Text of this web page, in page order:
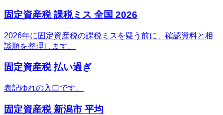
固定資産税 課税ミス 全国 2026
2026年に固定資産税の課税ミスを疑う前に、確認資料と相
談順を整理します。
固定資産税 払い過ぎ
表記ゆれの入口です。
固定資産税 新潟市 平均